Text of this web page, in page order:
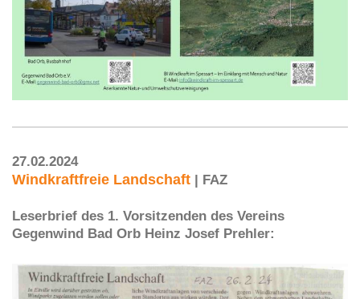
27.02.2024
Windkraftfreie Landschaft | FAZ
Leserbrief des 1. Vorsitzenden des Vereins
Gegenwind Bad Orb Heinz Josef Prehler: